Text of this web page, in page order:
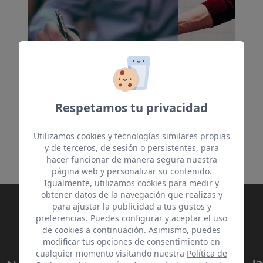
Respetamos tu privacidad
Utilizamos cookies y tecnologías similares propias
y de terceros, de sesión o persistentes, para
hacer funcionar de manera segura nuestra
página web y personalizar su contenido.
Igualmente, utilizamos cookies para medir y
obtener datos de la navegación que realizas y
para ajustar la publicidad a tus gustos y
preferencias. Puedes configurar y aceptar el uso
de cookies a continuación. Asimismo, puedes
modificar tus opciones de consentimiento en
cualquier momento visitando nuestra Política de